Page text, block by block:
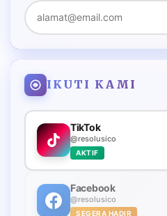
IKUTI KAMI
TikTok
@resolusico
AKTIF
Facebook
@resolusico
SEGERA HADIR